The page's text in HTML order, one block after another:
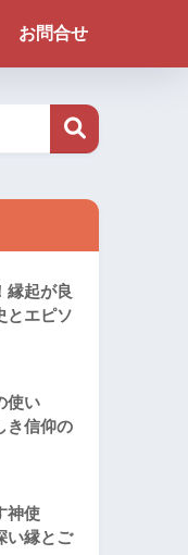
お問合せ
縁起が良
とエピソ
使い
き信仰の
神使
い縁とご